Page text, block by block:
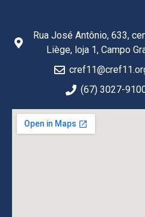
Rua José Antônio, 633,
Liège, loja 1, Campo
(67) 3027-